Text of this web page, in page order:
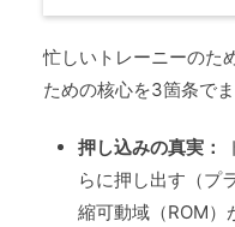
忙しいトレーニーのた
ための核心を3箇条でま
押し込みの真実：
らに押し出す（プ
縮可動域（ROM）